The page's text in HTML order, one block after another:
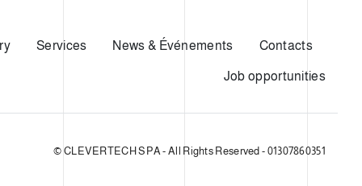
Services News & Événements Contacts
Job opportunities
© CLEVERTECH SPA - All Rights Reserved - 01307860351